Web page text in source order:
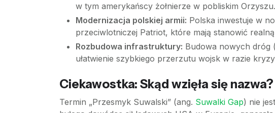
w tym amerykańscy żołnierze w pobliskim Orzyszu.
Modernizacja polskiej armii: Polska inwestuje w
przeciwlotniczej Patriot, które mają stanowić
Rozbudowa infrastruktury: Budowa nowych dróg
ułatwienie szybkiego przerzutu wojsk w razie
Ciekawostka: Skąd wzięła się nazwa?
Termin „Przesmyk Suwalski” (ang. Suwalki Gap) nie